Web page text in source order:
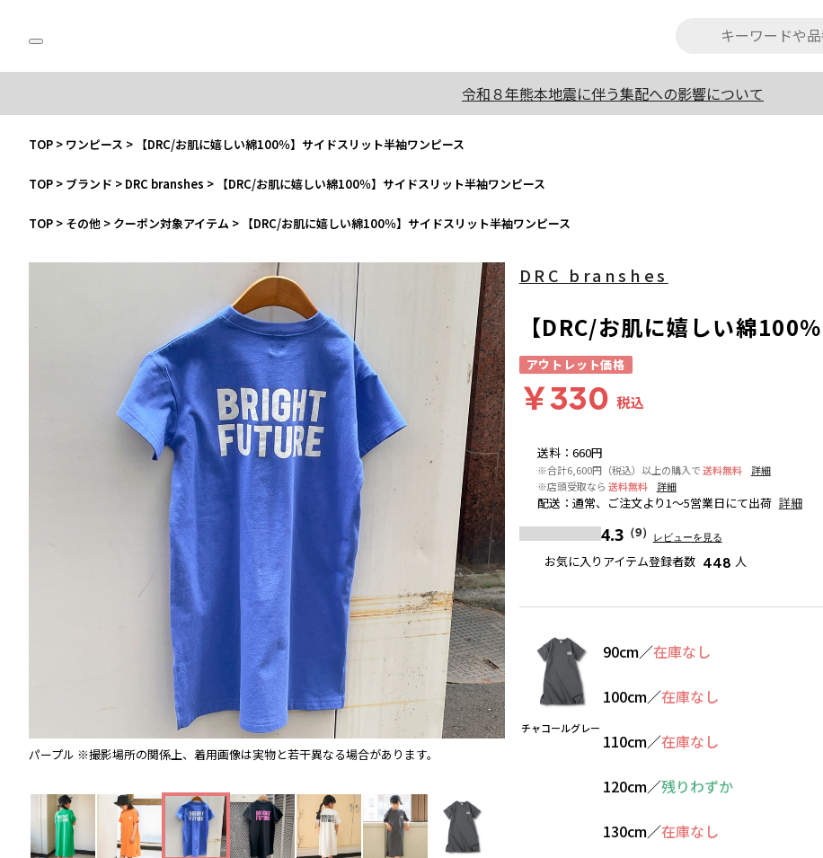
令和８年熊本地震に伴う集配への影響について
TOP > ワンピース > 【DRC/お肌に嬉しい綿100％】サイドスリット半袖ワンピース
TOP > ブランド > DRC branshes > 【DRC/お肌に嬉しい綿100％】サイドスリット半袖ワンピース
TOP > その他 > クーポン対象アイテム > 【DRC/お肌に嬉しい綿100％】サイドスリット半袖ワンピース
パープル ※撮影場所の関係上、着用画像は実物と若干異なる場合があります。 ※撮影場所の関係上、着用画像は実物と若干異なる
送料： 660円
※合計6,600円（税込）以上の購入で送料無料
詳細
※店頭受取なら 送料無料 詳細
配送 ： 通常、ご注文より1～5営業日にて出荷 詳細
4.3（9） レビューを見る
お気に入りアイテム登録者数 448 人
DRC branshes
【DRC/お肌に嬉しい綿100
アウトレット価格
￥330 税込
チャコールグレー
90cm／在庫なし
100cm／在庫なし
110cm／在庫なし
120cm／残りわずか
130cm／在庫なし